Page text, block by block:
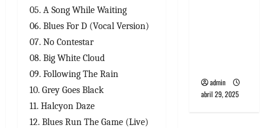
05. A Song While Waiting
06. Blues For D (Vocal Version)
07. No Contestar
08. Big White Cloud
09. Following The Rain
10. Grey Goes Black
11. Halcyon Daze
12. Blues Run The Game (Live)
admin
abril 29, 2025